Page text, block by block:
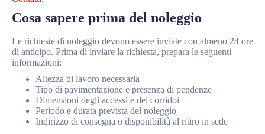
Cosa sapere prima del noleggio
Le richieste di noleggio devono essere inviate con almeno 24 ore
di anticipo. Prima di inviare la richiesta, prepara le seguenti
informazioni:
Altezza di lavoro necessaria
Tipo di pavimentazione e presenza di pendenze
Dimensioni degli accessi e dei corridoi
Periodo e durata prevista del noleggio
Indirizzo di consegna o disponibilità al ritiro in sede